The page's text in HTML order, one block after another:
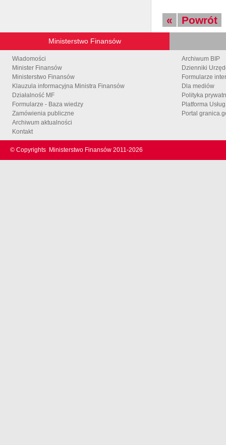
« Powrót
Ministerstwo Finansów
Wiadomości
Minister Finansów
Ministerstwo Finansów
Klauzula informacyjna Ministra Finansów
Działalność MF
Formularze - Baza wiedzy
Zamówienia publiczne
Archiwum aktualności
Kontakt
Archiwum BIP
Dzienniki
Formularze
Dla mediów
Polityka
Platforma
Portal
© Copyrights Ministerstwo Finansów 2011-2026